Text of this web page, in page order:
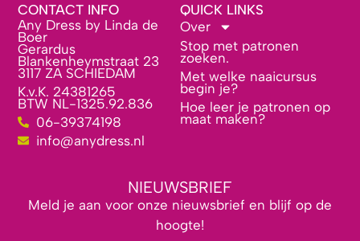
CONTACT INFO
Any Dress by Linda de
Boer
Gerardus
Blankenheymstraat 23
3117 ZA SCHIEDAM
K.v.K. 24381265
BTW NL-1325.92.836
06-39374198
info@anydress.nl
QUICK LINKS
Over
Stop met patronen
zoeken.
Met welke naaicursus
begin je?
Hoe leer je patronen op
maat maken?
NIEUWSBRIEF
Meld je aan voor onze nieuwsbrief en blijf op de
hoogte!